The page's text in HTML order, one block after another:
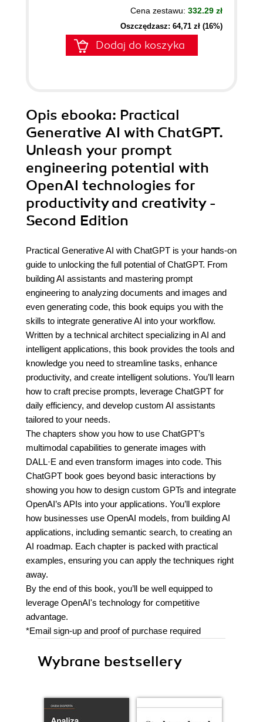
Cena zestawu: 332.29 zł
Oszczędzasz: 64,71 zł (16%)
Dodaj do koszyka
Opis ebooka: Practical
Generative AI with ChatGPT.
Unleash your prompt
engineering potential with
OpenAI technologies for
productivity and creativity -
Second Edition
Practical Generative AI with ChatGPT is your hands-on
guide to unlocking the full potential of ChatGPT. From
building AI assistants and mastering prompt
engineering to analyzing documents and images and
even generating code, this book equips you with the
skills to integrate generative AI into your workflow.
Written by a technical architect specializing in AI and
intelligent applications, this book provides the tools and
knowledge you need to streamline tasks, enhance
productivity, and create intelligent solutions. You’ll learn
how to craft precise prompts, leverage ChatGPT for
daily efficiency, and develop custom AI assistants
tailored to your needs.
The chapters show you how to use ChatGPT’s
multimodal capabilities to generate images with
DALL·E and even transform images into code. This
ChatGPT book goes beyond basic interactions by
showing you how to design custom GPTs and integrate
OpenAI’s APIs into your applications. You’ll explore
how businesses use OpenAI models, from building AI
applications, including semantic search, to creating an
AI roadmap. Each chapter is packed with practical
examples, ensuring you can apply the techniques right
away.
By the end of this book, you’ll be well equipped to
leverage OpenAI's technology for competitive
advantage.
*Email sign-up and proof of purchase required
Wybrane bestsellery